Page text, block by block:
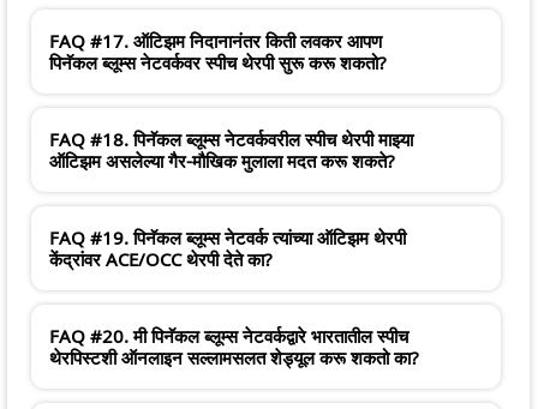
FAQ #17. ऑटिझम निदानानंतर किती लवकर आपण
पिनॅकल ब्लूम्स नेटवर्कवर स्पीच थेरपी सुरू करू शकतो?
FAQ #18. पिनॅकल ब्लूम्स नेटवर्कवरील स्पीच थेरपी माझ्या
ऑटिझम असलेल्या गैर-मौखिक मुलाला मदत करू शकते?
FAQ #19. पिनॅकल ब्लूम्स नेटवर्क त्यांच्या ऑटिझम थेरपी
केंद्रांवर ACE/OCC थेरपी देते का?
FAQ #20. मी पिनॅकल ब्लूम्स नेटवर्कद्वारे भारतातील स्पीच
थेरपिस्टशी ऑनलाइन सल्लामसलत शेड्यूल करू शकतो का?